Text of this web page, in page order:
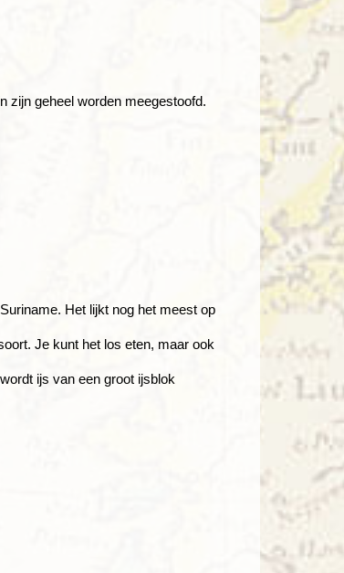
zijn geheel worden meegestoofd.
Het lijkt nog het meest op
Je kunt het los eten, maar ook
ijs van een groot ijsblok